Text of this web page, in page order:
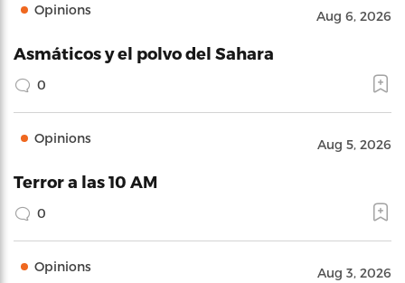
Opinions Aug 6, 2026
Asmáticos y el polvo del Sahara
0
Opinions Aug 5, 2026
Terror a las 10 AM
0
Opinions Aug 3, 2026